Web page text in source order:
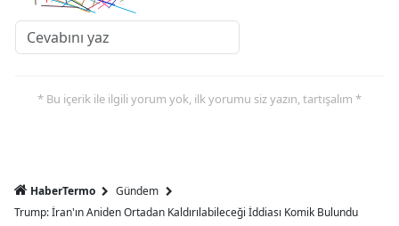
* Bu içerik ile ilgili yorum yok, ilk yorumu siz yazın, tartışalım *
HaberTermo
Gündem
Trump: İran'ın Aniden Ortadan Kaldırılabileceği İddiası Komik Bulundu